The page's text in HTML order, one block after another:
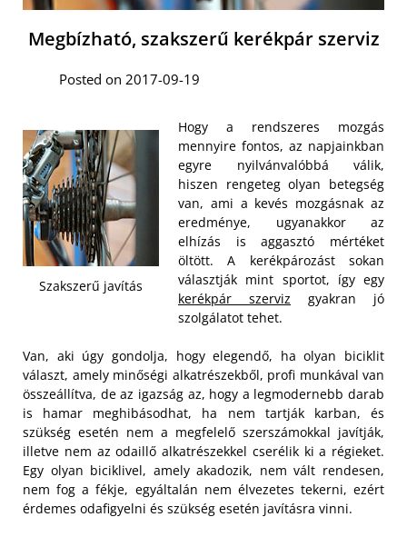
Megbízható, szakszerű kerékpár szerviz
Posted on 2017-09-19
Szakszerű javítás
Hogy a rendszeres mozgás
mennyire fontos, az napjainkban
egyre nyilvánvalóbbá válik,
hiszen rengeteg olyan betegség
van, ami a kevés mozgásnak az
eredménye, ugyanakkor az
elhízás is aggasztó mértéket
öltött. A kerékpározást sokan
választják mint sportot, így egy
kerékpár szerviz gyakran jó
szolgálatot tehet.
Van, aki úgy gondolja, hogy elegendő, ha olyan biciklit
választ, amely minőségi alkatrészekből, profi munkával van
összeállítva, de az igazság az, hogy a legmodernebb darab
is hamar meghibásodhat, ha nem tartják karban, és
szükség esetén nem a megfelelő szerszámokkal javítják,
illetve nem az odaillő alkatrészekkel cserélik ki a régieket.
Egy olyan biciklivel, amely akadozik, nem vált rendesen,
nem fog a fékje, egyáltalán nem élvezetes tekerni, ezért
érdemes odafigyelni és szükség esetén javításra vinni.